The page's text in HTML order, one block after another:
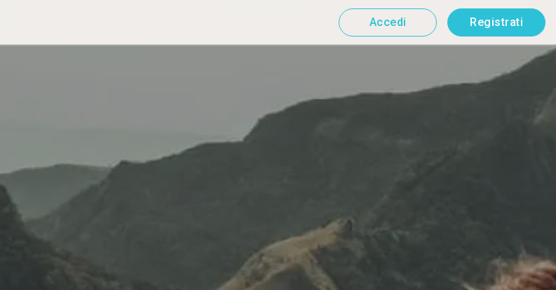
Accedi Registrati